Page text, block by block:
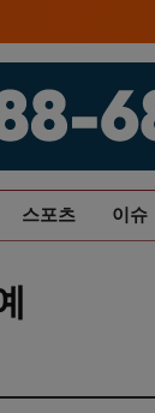
스포츠 이슈